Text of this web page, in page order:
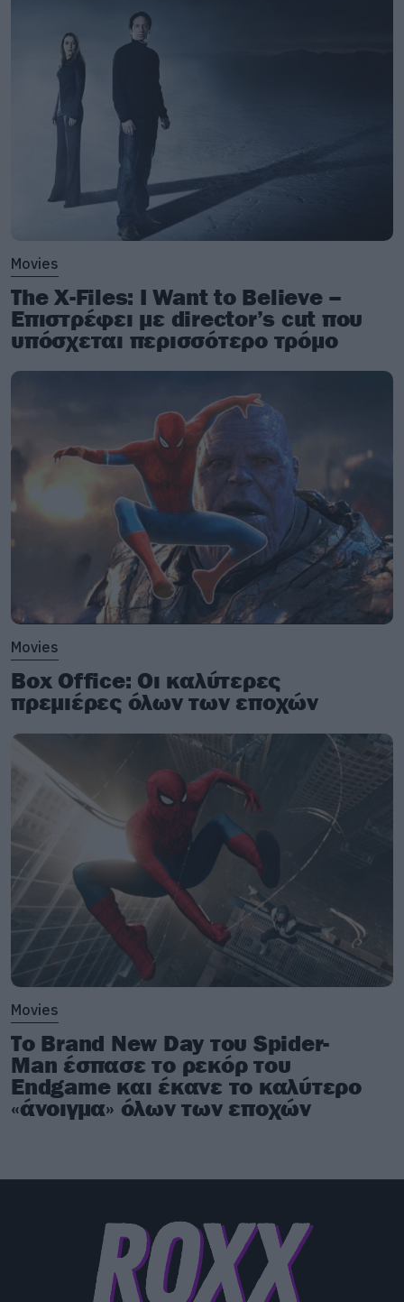
Movies
The X-Files: I Want to Believe –
Επιστρέφει με director’s cut που
υπόσχεται περισσότερο τρόμο
Movies
Box Office: Οι καλύτερες
πρεμιέρες όλων των εποχών
Movies
Το Brand New Day του Spider-
Man έσπασε το ρεκόρ του
Endgame και έκανε το καλύτερο
«άνοιγμα» όλων των εποχών